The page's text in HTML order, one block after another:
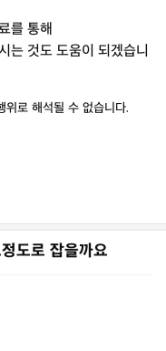
를 통해
는 것도 도움이 되겠습니
위로 해석될 수 없습니다.
도로 잡을까요